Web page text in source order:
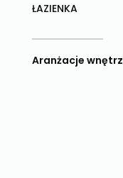
ŁAZIENKA
Aranżacje wnętrz